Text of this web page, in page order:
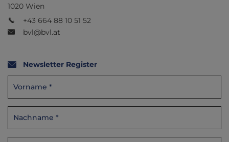
1020 Wien
+43 664 88 10 51 52
bvl@bvl.at
Newsletter Register